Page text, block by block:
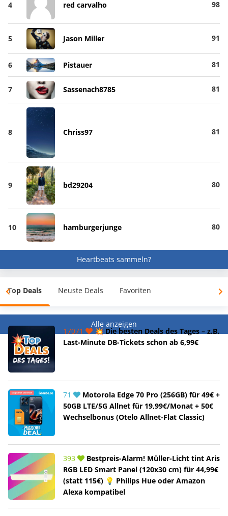
4 red carvalho 98
5 Jason Miller 91
6 Pistauer 81
7 Sassenach8785 81
8 Chriss97 81
9 bd29204 80
10 hamburgerjunge 80
Heartbeats sammeln?
Top Deals Neuste Deals Favoriten
Alle anzeigen
17071
💥 Die besten Deals des Tages – z.B.
Last-Minute DB-Tickets schon ab 6,99€
71
Motorola Edge 70 Pro (256GB) für 49€ +
50GB LTE/5G Allnet für 19,99€/Monat + 50€
Wechselbonus (Otelo Allnet-Flat Classic)
393
Bestpreis-Alarm! Müller-Licht tint Aris
RGB LED Smart Panel (120x30 cm) für 44,99€
(statt 115€) 💡 Philips Hue oder Amazon
Alexa kompatibel